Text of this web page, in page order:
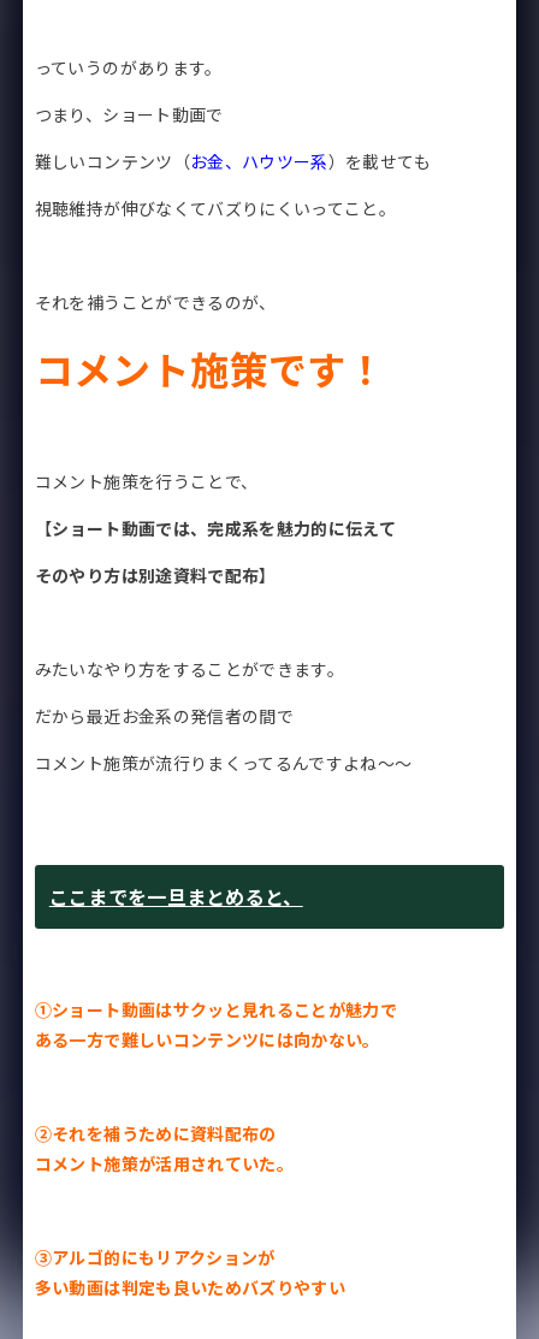
っていうのがあります。
つまり、ショート動画で
難しいコンテンツ（お金、ハウツー系）を載せても
視聴維持が伸びなくてバズりにくいってこと。
それを補うことができるのが、
コメント施策です！
コメント施策を行うことで、
【ショート動画では、完成系を魅力的に伝えて
そのやり方は別途資料で配布】
みたいなやり方をすることができます。
だから最近お金系の発信者の間で
コメント施策が流行りまくってるんですよね〜〜
ここまでを一旦まとめると、
①ショート動画はサクッと見れることが魅力で
ある一方で難しいコンテンツには向かない。
②それを補うために資料配布の
コメント施策が活用されていた。
③アルゴ的にもリアクションが
多い動画は判定も良いためバズりやすい